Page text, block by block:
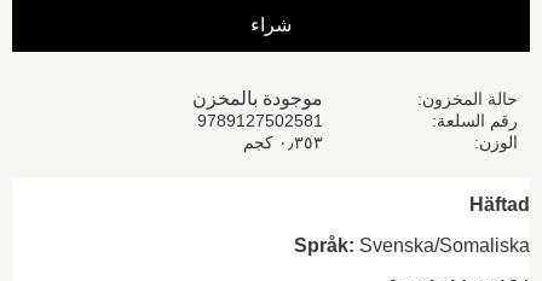
شراء
حالة المخزون موجودة بالمخزن
رقم السلعة
9789127502581
الوزن
٠٫٣٥٣ كجم
Häftad
Språk: Svenska/Somaliska